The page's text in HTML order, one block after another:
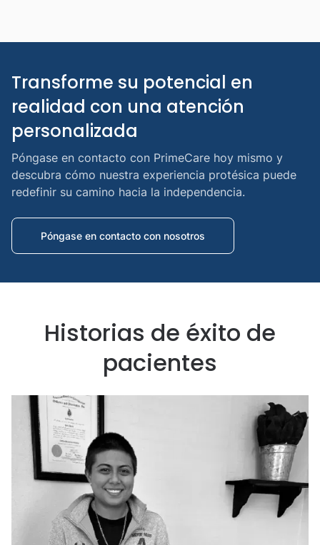
Transforme su potencial en
realidad con una atención
personalizada
Póngase en contacto con PrimeCare hoy mismo y
descubra cómo nuestra experiencia protésica puede
redefinir su camino hacia la independencia.
Póngase en contacto con nosotros
Historias de éxito de
pacientes